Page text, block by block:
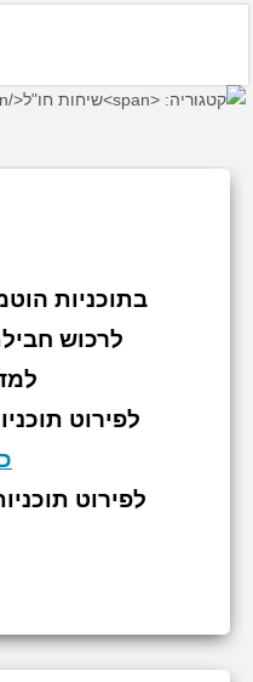
בתוכניות
לרכוש
לפירוט
לפירוט